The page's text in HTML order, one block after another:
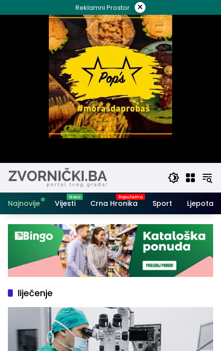
to
Reklamni Prostor ×
Najnovije Vijesti Crna Hronika Sport Ljepota i
liječenje